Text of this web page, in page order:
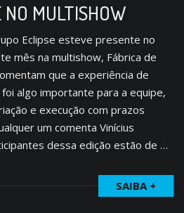
NO MULTISHOW
Eclipse esteve presente no
mês na multishow, Fábrica de
que a experiência de
algo importante para a equipe,
e execução com prazos
um comenta Vinícius
dessa edição estão de …
SAIBA +